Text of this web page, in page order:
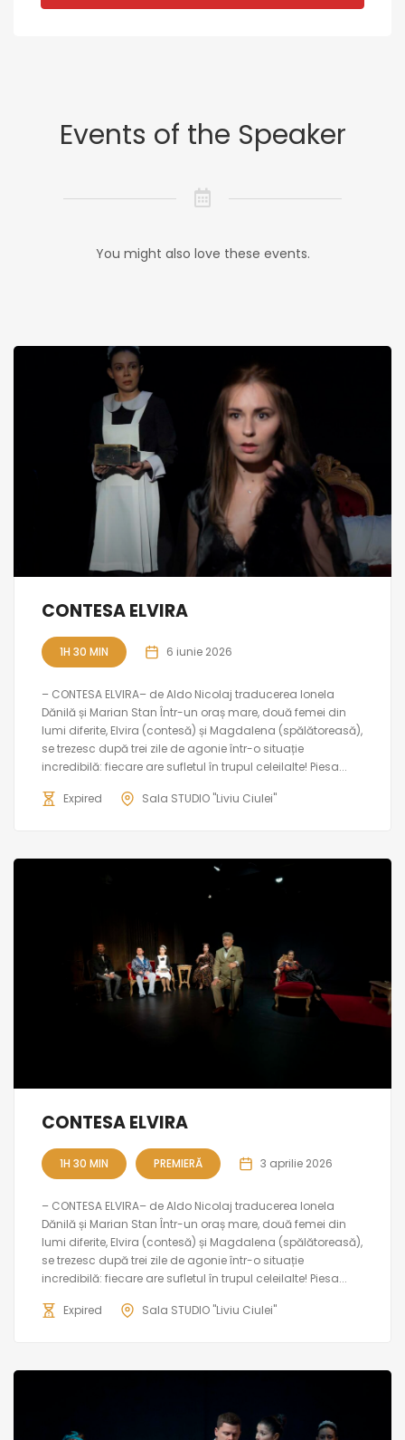
Events of the Speaker
You might also love these events.
CONTESA ELVIRA
1H 30 MIN 6 iunie 2026
– CONTESA ELVIRA– de Aldo Nicolaj traducerea Ionela
Dănilă și Marian Stan Într-un oraș mare, două femei din
lumi diferite, Elvira (contesă) și Magdalena (spălătoreasă),
se trezesc după trei zile de agonie într-o situație
incredibilă: fiecare are sufletul în trupul celeilalte! Piesa...
Expired Sala STUDIO "Liviu Ciulei"
CONTESA ELVIRA
1H 30 MIN PREMIERĂ 3 aprilie 2026
– CONTESA ELVIRA– de Aldo Nicolaj traducerea Ionela
Dănilă și Marian Stan Într-un oraș mare, două femei din
lumi diferite, Elvira (contesă) și Magdalena (spălătoreasă),
se trezesc după trei zile de agonie într-o situație
incredibilă: fiecare are sufletul în trupul celeilalte! Piesa...
Expired Sala STUDIO "Liviu Ciulei"